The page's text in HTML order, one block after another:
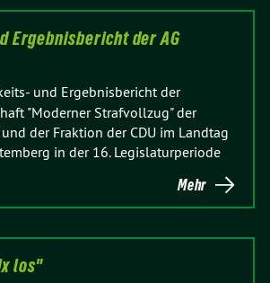
Ergebnisbericht der AG
und Ergebnisbericht der
"Moderner Strafvollzug" der
der Fraktion der CDU im Landtag
in der 16. Legislaturperiode
Mehr
los"